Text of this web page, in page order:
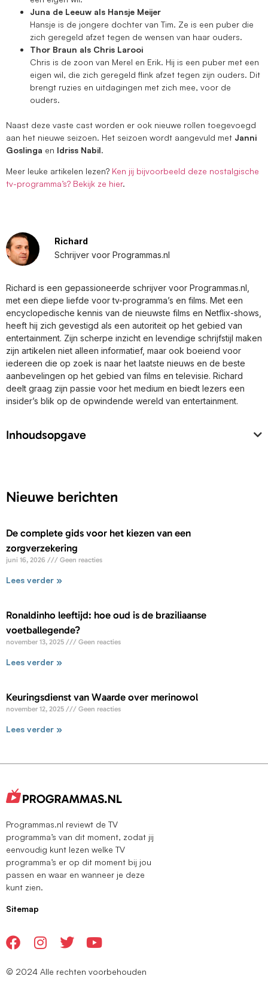
Juna de Leeuw als Hansje Meijer
Hansje is de jongere dochter van Tim. Ze is een puber die
zich geregeld afzet tegen de wensen van haar ouders.
Thor Braun als Chris Larooi
Chris is de zoon van Merel en Erik. Hij is een puber met een
eigen wil, die zich geregeld flink afzet tegen zijn ouders. Dit
brengt ruzies en uitdagingen met zich mee, voor de
ouders.
Naast deze vaste cast worden er ook nieuwe rollen toegevoegd
aan het nieuwe seizoen. Het seizoen wordt aangevuld met Janni
Goslinga en Idriss Nabil.
Meer leuke artikelen lezen? Ken jij bijvoorbeeld deze nostalgische
tv-programma’s? Bekijk ze hier.
Richard
Schrijver voor Programmas.nl
Richard is een gepassioneerde schrijver voor Programmas.nl,
met een diepe liefde voor tv-programma’s en films. Met een
encyclopedische kennis van de nieuwste films en Netflix-shows,
heeft hij zich gevestigd als een autoriteit op het gebied van
entertainment. Zijn scherpe inzicht en levendige schrijfstijl maken
zijn artikelen niet alleen informatief, maar ook boeiend voor
iedereen die op zoek is naar het laatste nieuws en de beste
aanbevelingen op het gebied van films en televisie. Richard
deelt graag zijn passie voor het medium en biedt lezers een
insider’s blik op de opwindende wereld van entertainment.
Inhoudsopgave
Nieuwe berichten
De complete gids voor het kiezen van een
zorgverzekering
juni 16, 2026 Geen reacties
Lees verder »
Ronaldinho leeftijd: hoe oud is de braziliaanse
voetballegende?
november 13, 2025 Geen reacties
Lees verder »
Keuringsdienst van Waarde over merinowol
november 12, 2025 Geen reacties
Lees verder »
Programmas.nl reviewt de TV
programma’s van dit moment, zodat jij
eenvoudig kunt lezen welke TV
programma’s er op dit moment bij jou
passen en waar en wanneer je deze
kunt zien.
Sitemap
© 2024 Alle rechten voorbehouden